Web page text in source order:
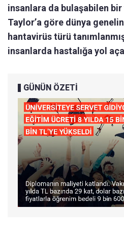
insanlara da bulaşabilen
Taylor’a göre dünya
hantavirüs türü
insanlarda hastalığa yol
GÜNÜN ÖZETİ